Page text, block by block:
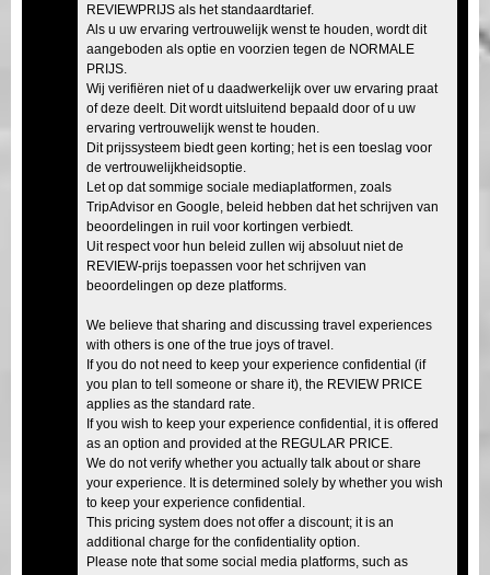
REVIEWPRIJS als het standaardtarief.
Als u uw ervaring vertrouwelijk wenst te houden, wordt dit
aangeboden als optie en voorzien tegen de NORMALE
PRIJS.
Wij verifiëren niet of u daadwerkelijk over uw ervaring praat
of deze deelt. Dit wordt uitsluitend bepaald door of u uw
ervaring vertrouwelijk wenst te houden.
Dit prijssysteem biedt geen korting; het is een toeslag voor
de vertrouwelijkheidsoptie.
Let op dat sommige sociale mediaplatformen, zoals
TripAdvisor en Google, beleid hebben dat het schrijven van
beoordelingen in ruil voor kortingen verbiedt.
Uit respect voor hun beleid zullen wij absoluut niet de
REVIEW-prijs toepassen voor het schrijven van
beoordelingen op deze platforms.
We believe that sharing and discussing travel experiences
with others is one of the true joys of travel.
If you do not need to keep your experience confidential (if
you plan to tell someone or share it), the REVIEW PRICE
applies as the standard rate.
If you wish to keep your experience confidential, it is offered
as an option and provided at the REGULAR PRICE.
We do not verify whether you actually talk about or share
your experience. It is determined solely by whether you wish
to keep your experience confidential.
This pricing system does not offer a discount; it is an
additional charge for the confidentiality option.
Please note that some social media platforms, such as